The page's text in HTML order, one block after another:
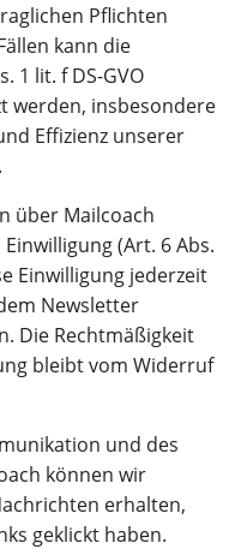
Pflichten
kann die
1 lit. f DS-GVO
werden, insbesondere
Effizienz unserer
über Mailcoach
(Art. 6 Abs.
Einwilligung jederzeit
Newsletter
Die Rechtmäßigkeit
bleibt vom Widerruf
und des
können wir
erhalten,
geklickt haben.